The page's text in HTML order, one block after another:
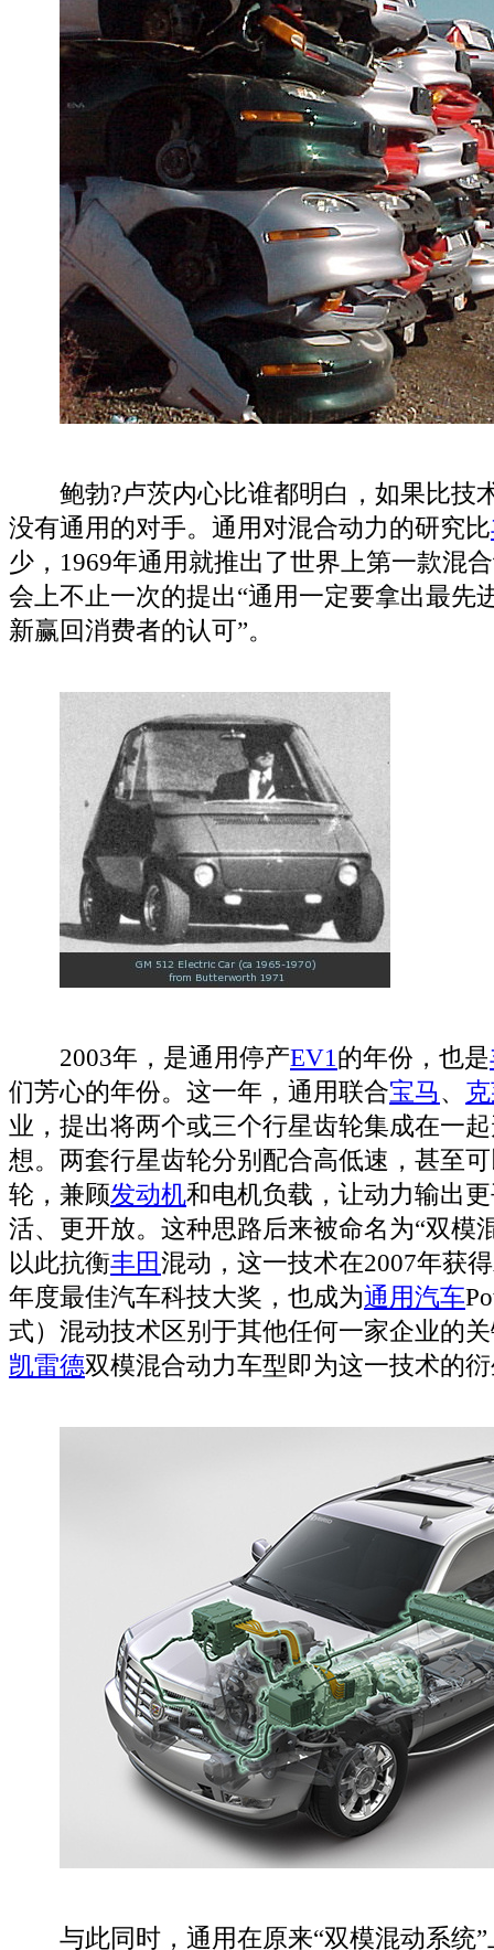
鲍勃?卢茨内心比谁都明白，如果比技
没有通用的对手。通用对混合动力的研究比
少，1969年通用就推出了世界上第一款混
会上不止一次的提出“通用一定要拿出最先
新赢回消费者的认可”。
2003年，是通用停产EV1 的年份，也是
们芳心的年份。这一年，通用联合宝马、
业，提出将两个或三个行星齿轮集成在一
想。两套行星齿轮分别配合高低速，甚至
轮，兼顾发动机和电机负载，让动力输出
活、更开放。这种思路后来被命名为“双模
以此抗衡丰田混动，这一技术在2007年获
年度最佳汽车科技大奖，也成为通用汽车
式）混动技术区别于其他任何一家企业的
凯雷德双模混合动力车型即为这一技术的
与此同时，通用在原来“双模混动系统”